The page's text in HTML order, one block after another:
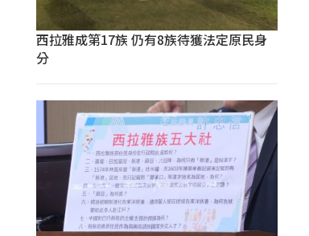
西拉雅成第17族 仍有8族待獲法定原民身
分